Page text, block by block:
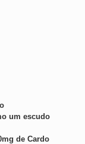
um escudo
de Cardo